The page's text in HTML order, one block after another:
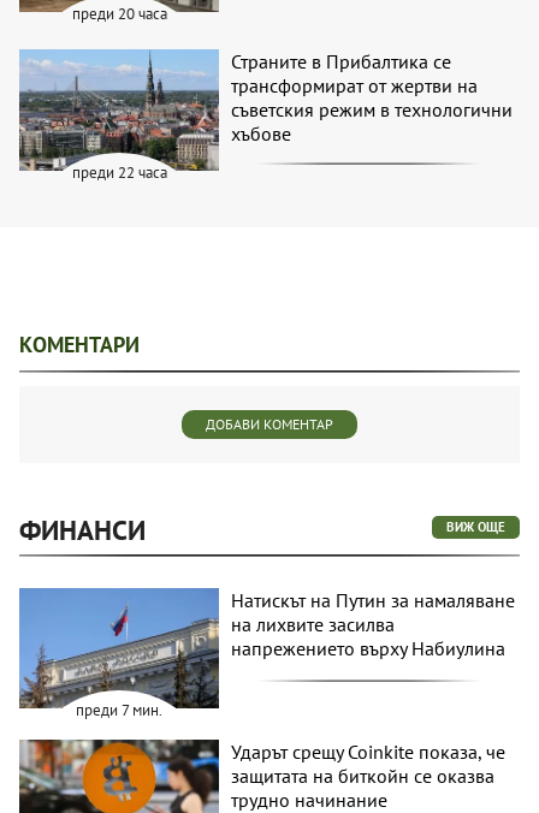
преди 20 часа
преди 22 часа
Страните в Прибалтика се
трансформират от жертви на
съветския режим в технологични
хъбове
КОМЕНТАРИ
ДОБАВИ КОМЕНТАР
ФИНАНСИ ВИЖ ОЩЕ
преди 7 мин.
Натискът на Путин за намаляване
на лихвите засилва
напрежението върху Набиулина
Ударът срещу Coinkite показа, че
защитата на биткойн се оказва
трудно начинание